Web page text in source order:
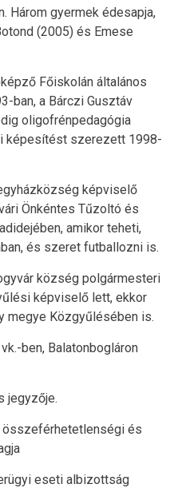
Három gyermek édesapja,
(2005) és Emese
Főiskolán általános
ban, a Bárczi Gusztáv
oligofrénpedagógia
képesítést szerezett 1998-
képviselő
Önkéntes Tűzoltó és
amikor teheti,
és szeret futballozni is.
község polgármesteri
képviselő lett, ekkor
megye Közgyűlésében is.
ben, Balatonbogláron
jegyzője.
összeférhetetlenségi és
eseti albizottság